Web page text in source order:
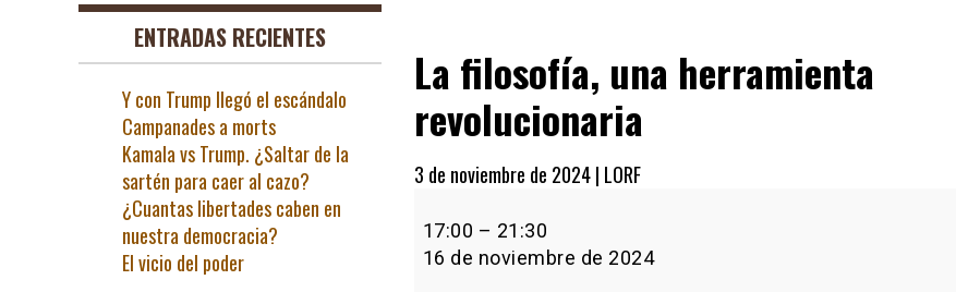
La filosofía, una herramienta
revolucionaria
3 de noviembre de 2024 | LORF
filosofía,
una
17:00 – 21:30
16 de noviembre de 2024
ENTRADAS RECIENTES
Y con Trump llegó el escándalo
Campanades a morts
Kamala vs Trump. ¿Saltar de la
sartén para caer al cazo?
¿Cuantas libertades caben en
nuestra democracia?
El vicio del poder